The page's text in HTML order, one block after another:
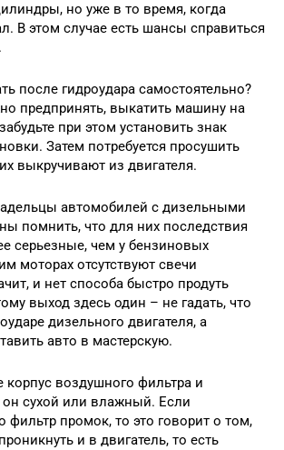
но уже в то время, когда
В этом случае есть шансы справиться
после гидроудара самостоятельно?
предпринять, выкатить машину на
при этом установить знак
Затем потребуется просушить
выкручивают из двигателя.
автомобилей с дизельными
помнить, что для них последствия
серьезные, чем у бензиновых
моторах отсутствуют свечи
и нет способа быстро продуть
выход здесь один – не гадать, что
дизельного двигателя, а
авто в мастерскую.
корпус воздушного фильтра и
он сухой или влажный. Если
фильтр промок, то это говорит о том,
и в двигатель, то есть